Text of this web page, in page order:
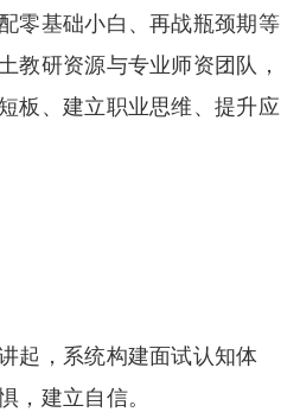
零基础小白、再战瓶颈期等
教研资源与专业师资团队，
板、建立职业思维、提升应
，系统构建面试认知体
，建立自信。